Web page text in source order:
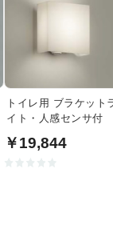
トイレ用 ブラケット
イト・人感センサ付
￥19,844